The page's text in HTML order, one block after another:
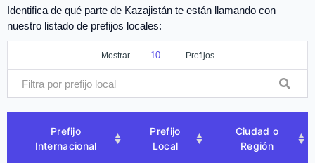
Identifica de qué parte de Kazajistán te están llamando con
nuestro listado de prefijos locales:
Mostrar Prefijos
Prefijo
Internacional
Prefijo
Local
Ciudad o
Región